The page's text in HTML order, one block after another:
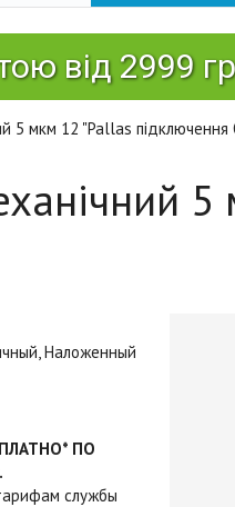
2999 грн!
5 мкм 12 "Pallas підключення
Наложенный
ПО
службы